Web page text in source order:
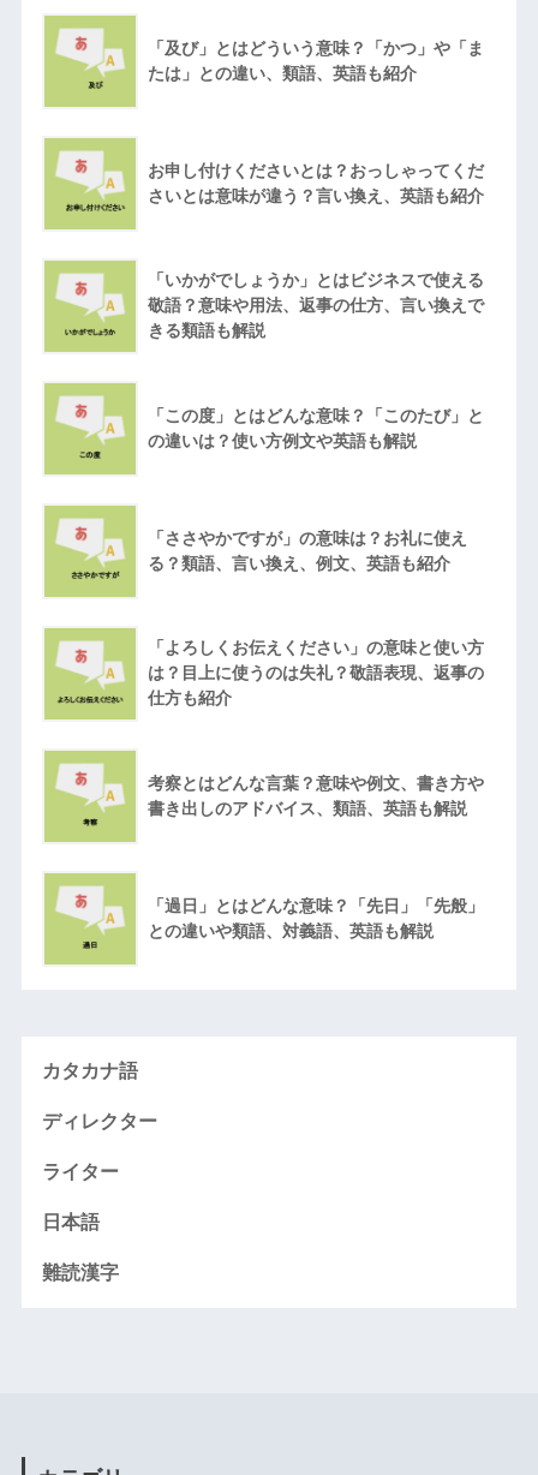
「及び」とはどういう意味？「かつ」や「ま
たは」との違い、類語、英語も紹介
お申し付けくださいとは？おっしゃってくだ
さいとは意味が違う？言い換え、英語も紹介
「いかがでしょうか」とはビジネスで使える
敬語？意味や用法、返事の仕方、言い換えで
きる類語も解説
「この度」とはどんな意味？「このたび」と
の違いは？使い方例文や英語も解説
「ささやかですが」の意味は？お礼に使え
る？類語、言い換え、例文、英語も紹介
「よろしくお伝えください」の意味と使い方
は？目上に使うのは失礼？敬語表現、返事の
仕方も紹介
考察とはどんな言葉？意味や例文、書き方や
書き出しのアドバイス、類語、英語も解説
「過日」とはどんな意味？「先日」「先般」
との違いや類語、対義語、英語も解説
カタカナ語
ディレクター
ライター
日本語
難読漢字